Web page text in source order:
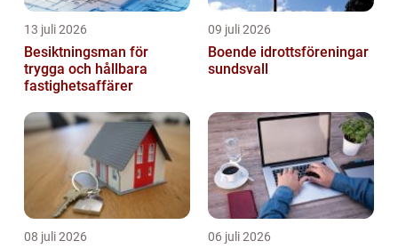
13 juli 2026
Besiktningsman för
trygga och hållbara
fastighetsaffärer
09 juli 2026
Boende idrottsföreningar
sundsvall
08 juli 2026 06 juli 2026